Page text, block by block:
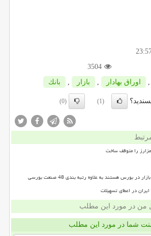
3504
, اوراق بهادار , بازار , بانك
(1)
(0)
هستند به علاوه رتبه بندی 48 صنعت بورسی
در اعطای تسهیلات
من در مورد این مطلب
شما در مورد این مطلب